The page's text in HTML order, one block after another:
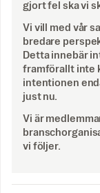
gjort fel ska vi
Vi vill med vår
bredare
Detta innebär
framförallt inte
intentionen
just nu.
Vi är
vi följer.